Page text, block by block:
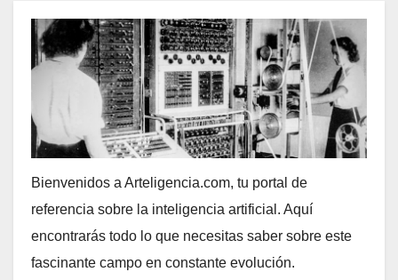
Bienvenidos a Arteligencia.com, tu portal de
referencia sobre la inteligencia artificial. Aquí
encontrarás todo lo que necesitas saber sobre este
fascinante campo en constante evolución.